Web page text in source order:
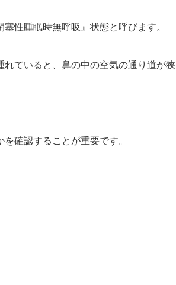
性睡眠時無呼吸』状態と呼びます。
ていると、鼻の中の空気の通り道が狭
確認することが重要です。